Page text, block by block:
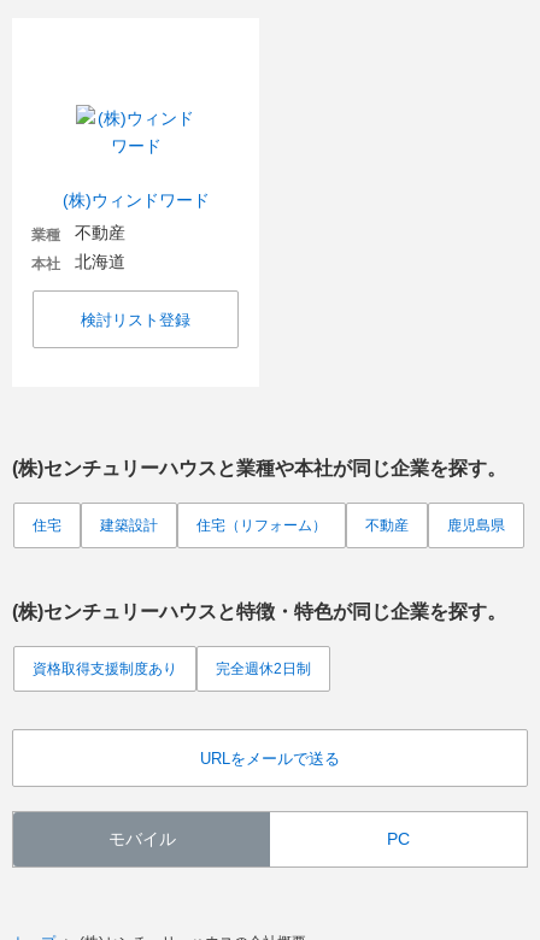
(株)ウィンドワード
業種 不動産
本社 北海道
検討リスト登録
(株)センチュリーハウスと業種や本社が同じ企業を探す。
住宅 建築設計 住宅（リフォーム） 不動産 鹿児島県
(株)センチュリーハウスと特徴・特色が同じ企業を探す。
資格取得支援制度あり 完全週休2日制
URLをメールで送る
モバイル PC